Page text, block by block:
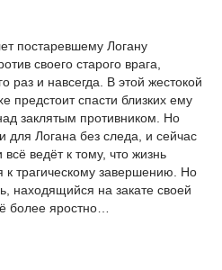
постаревшему Логану
своего старого врага,
раз и навсегда. В этой жестокой
предстоит спасти близких ему
заклятым противником. Но
Логана без следа, и сейчас
ведёт к тому, что жизнь
к трагическому завершению. Но
находящийся на закате своей
более яростно…